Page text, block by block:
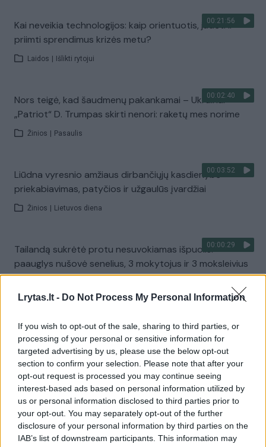
Lrytas.lt - Do Not Process My Personal Information
If you wish to opt-out of the sale, sharing to third parties, or
processing of your personal or sensitive information for
targeted advertising by us, please use the below opt-out
section to confirm your selection. Please note that after your
opt-out request is processed you may continue seeing
interest-based ads based on personal information utilized by
us or personal information disclosed to third parties prior to
your opt-out. You may separately opt-out of the further
disclosure of your personal information by third parties on the
IAB’s list of downstream participants. This information may
00:21:56
Kai neveikia technologijos: kaip orientuotis, judėti ir
priimti sprendimus krizės metu?
Laidos Išlikti rytojui
00:02:40
Nors teigė, kad šaudmenų pakankamai – Ukrainai
„Patriot“ D. Trumpas skirti nenori: raketų mes norime
Žinios Pasaulis
00:03:52
Liūdna vyresnio amžiaus dirbančiųjų kasdienybė –
priekabiavimas, patyčios ir užgaulūs įvardžiai
Žinios Lietuvos diena
00:00:29
Tailandą sukrėtė protu nesuvokiamas išpuolis:
paauglys nušovė senelius, 3 mokytojus ir 3 moksleivius
Visi įrašai
Žiūrimiausi įrašai
00:00:30
Vaizdai iš tragiškos avarijos Vilniaus r.: dviejų moterų ir
vaiko gyvybių išgelbėti nepavyko